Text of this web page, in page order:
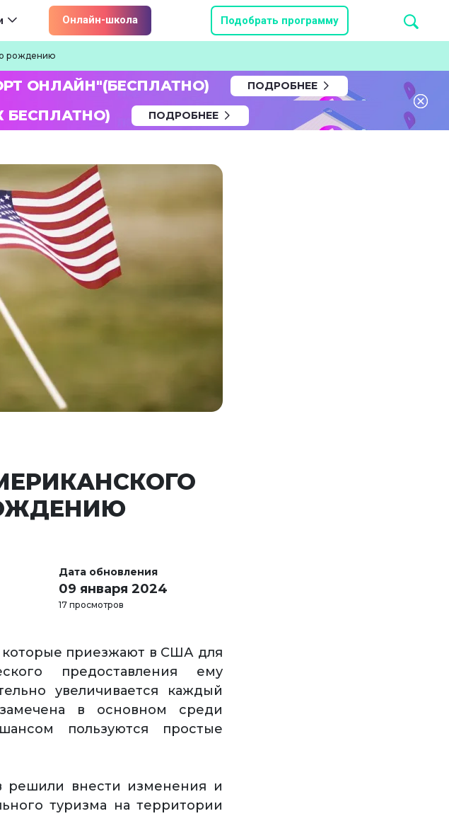
Онлайн-школа Подобрать программу
рождению
ОНЛАЙН"(БЕСПЛАТНО) ПОДРОБНЕЕ
БЕСПЛАТНО) ПОДРОБНЕЕ
Дата обновления
09 января 2024
17 просмотров
которые приезжают в США для
предоставления ему
увеличивается каждый
в основном среди
пользуются простые
решили внести изменения и
туризма на территории